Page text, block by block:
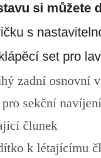
si můžete
s
set pro
zadní osnovní
pro sekční
člunek
k létajícímu